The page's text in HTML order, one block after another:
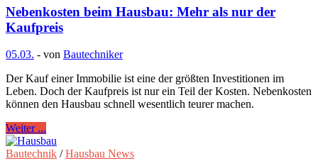
Nebenkosten beim Hausbau: Mehr als nur der
Kaufpreis
05.03. - von Bautechniker
Der Kauf einer Immobilie ist eine der größten Investitionen im
Leben. Doch der Kaufpreis ist nur ein Teil der Kosten. Nebenkosten
können den Hausbau schnell wesentlich teurer machen.
Weiter ...
Bautechnik /Hausbau News